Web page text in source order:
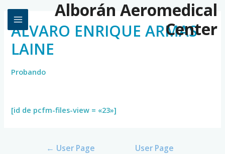
Alborán Aeromedical
Center
ALVARO ENRIQUE ARMAS
LAINE
Probando
[id de pcfm-files-view = «23»]
← User Page
User Page